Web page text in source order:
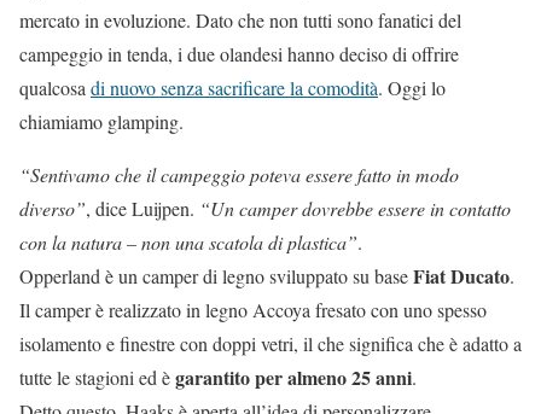
mercato in evoluzione. Dato che non tutti sono fanatici del
campeggio in tenda, i due olandesi hanno deciso di offrire
qualcosa di nuovo senza sacrificare la comodità. Oggi lo
chiamiamo glamping.
“Sentivamo che il campeggio poteva essere fatto in modo
diverso”, dice Luijpen. “Un camper dovrebbe essere in contatto
con la natura – non una scatola di plastica”.
Opperland è un camper di legno sviluppato su baseFiat Ducato.
Il camper è realizzato in legno Accoya fresato con uno spesso
isolamento e finestre con doppi vetri, il che significa che è adatto a
tutte le stagioni ed ègarantito per almeno 25 anni.